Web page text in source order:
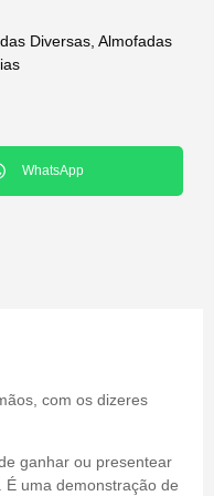
Diversas Almofadas
WhatsApp
com os dizeres
ganhar ou presentear
uma demonstração de